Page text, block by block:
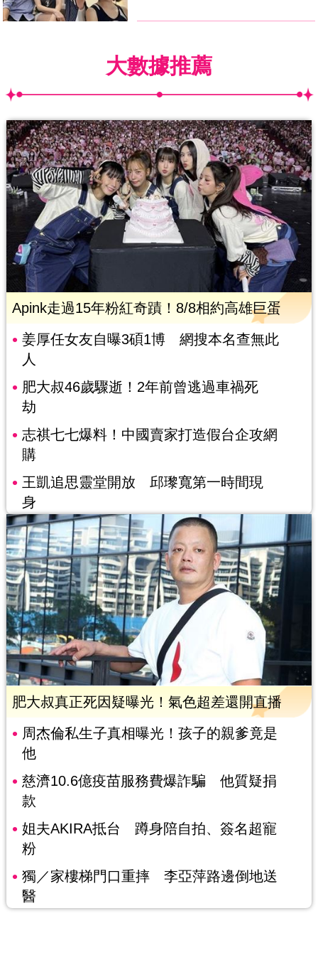
大數據推薦
Apink走過15年粉紅奇蹟！8/8相約高雄巨蛋
姜厚任女友自曝3碩1博 網搜本名查無此
人
肥大叔46歲驟逝！2年前曾逃過車禍死
劫
志祺七七爆料！中國賣家打造假台企攻網
購
王凱追思靈堂開放 邱瓈寬第一時間現
身
肥大叔真正死因疑曝光！氣色超差還開直播
周杰倫私生子真相曝光！孩子的親爹竟是
他
慈濟10.6億疫苗服務費爆詐騙 他質疑捐
款
姐夫AKIRA抵台 蹲身陪自拍、簽名超寵
粉
獨／家樓梯門口重摔 李亞萍路邊倒地送
醫